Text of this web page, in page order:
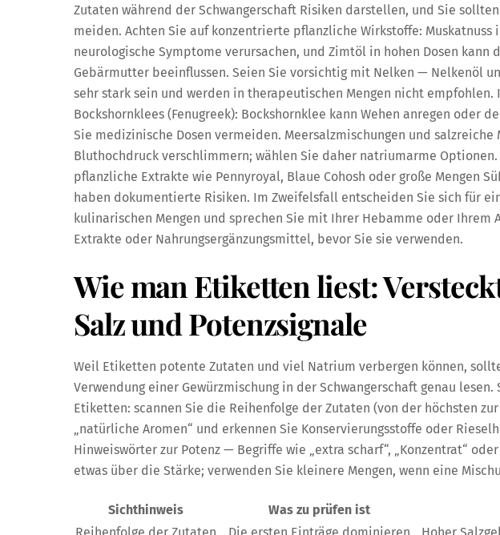
Zutaten während der Schwangerschaft Risiken darstellen, und Sie
meiden. Achten Sie auf konzentrierte pflanzliche Wirkstoffe: Muskatnuss
neurologische Symptome verursachen, und Zimtöl in hohen Dosen kann
Gebärmutter beeinflussen. Seien Sie vorsichtig mit Nelken — Nelkenöl
sehr stark sein und werden in therapeutischen Mengen nicht
Bockshornklees (Fenugreek): Bockshornklee kann Wehen anregen oder
Sie medizinische Dosen vermeiden. Meersalzmischungen und salzreiche
Bluthochdruck verschlimmern; wählen Sie daher natriumarme
pflanzliche Extrakte wie Pennyroyal, Blaue Cohosh oder große Mengen
haben dokumentierte Risiken. Im Zweifelsfall entscheiden Sie sich für
kulinarischen Mengen und sprechen Sie mit Ihrer Hebamme oder Ihrem
Extrakte oder Nahrungsergänzungsmittel, bevor Sie sie verwenden.
Wie man Etiketten liest:
Salz und Potenzsignale
Weil Etiketten potente Zutaten und viel Natrium verbergen können,
Verwendung einer Gewürzmischung in der Schwangerschaft genau
Etiketten: scannen Sie die Reihenfolge der Zutaten (von der höchsten
„natürliche Aromen“ und erkennen Sie Konservierungsstoffe oder
Hinweiswörter zur Potenz — Begriffe wie „extra scharf“, „Konzentrat“
etwas über die Stärke; verwenden Sie kleinere Mengen, wenn eine
Sichthinweis Was zu prüfen ist